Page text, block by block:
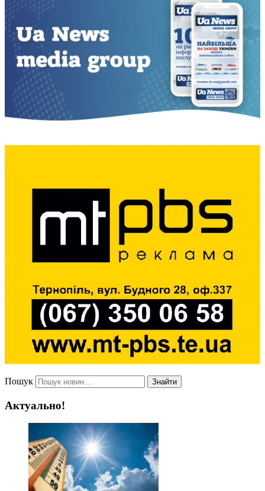
Пошук Знайти
Актуально!